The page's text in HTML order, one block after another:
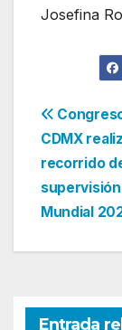
Josefina
de
CDMX
recorrido
Mundial
Entrada